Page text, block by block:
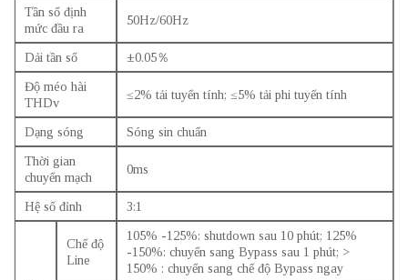
Tần số định
mức đầu ra
50Hz/60Hz
Dải tần số
±0.05％
Độ méo hài
THDv
≤2% tải tuyển tính; ≤5% tải phi tuyến tính
Dạng sóng
Sóng sin chuẩn
Thời gian
chuyển mạch
0ms
Hệ số đỉnh 3:1
Chế độ
Line
105% -125%: shutdown sau 10 phút; 125%
-150%: chuyển sang Bypass sau 1 phút; >
150% : chuyển sang chế độ Bypass ngay